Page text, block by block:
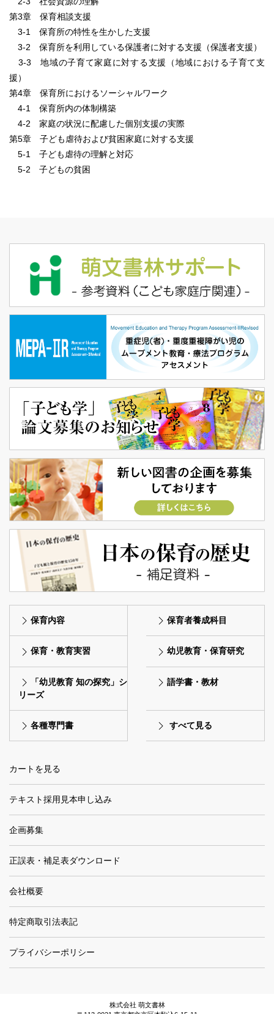
第3章 保育相談支援
3-1 保育所の特性を生かした支援
3-2 保育所を利用している保護者に対する支援（保護者支援）
3-3 地域の子育て家庭に対する支援（地域における子育て支
援）
第4章 保育所におけるソーシャルワーク
4-1 保育所内の体制構築
4-2 家庭の状況に配慮した個別支援の実際
第5章 子ども虐待および貧困家庭に対する支援
5-1 子ども虐待の理解と対応
5-2 子どもの貧困
保育内容 保育者養成科目
保育・教育実習 幼児教育・保育研究
「幼児教育 知の探究」シ
リーズ
語学書・教材
各種専門書 すべて見る
カートを見る
テキスト採用見本申し込み
企画募集
正誤表・補足表ダウンロード
会社概要
特定商取引法表記
プライバシーポリシー
株式会社 萌文書林